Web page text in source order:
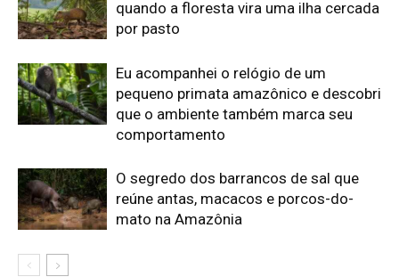
Edição atual da Revista
Amazônia
ÚLTIMA EDIÇÃO